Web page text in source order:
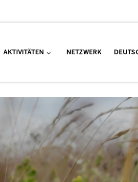
AKTIVITÄTEN NETZWERK